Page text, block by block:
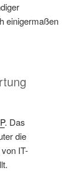
einigermaßen
. Das
die
IT-